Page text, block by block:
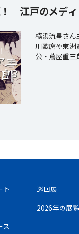
江戸のメデ
横浜流星さん
川歌麿や東洲
公・蔦屋重三
ト
ス
巡回展
2026年の展